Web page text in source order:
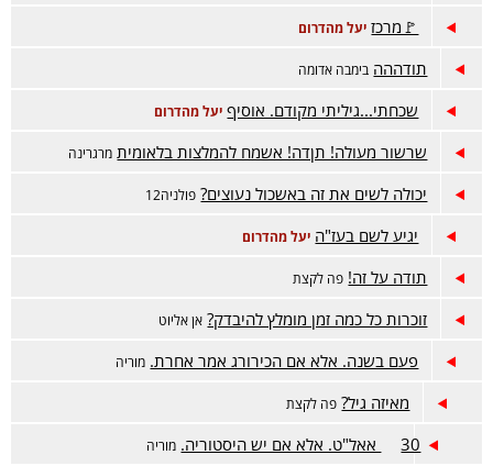
🚩מרכז יעל מהדרום
תודההה בימבה אדומה
שכחתי...גיליתי מקודם. אוסיף יעל מהדרום
שרשור מעולה! תןדה! אשמח להמלצות בלאומית מרגרינה
יכולה לשים את זה באשכול נעוצים? פולניה12
יגיע לשם בעז"ה יעל מהדרום
תודה על זה! פה לקצת
זוכרות כל כמה זמן מומלץ להיבדק? אן אליוט
פעם בשנה. אלא אם הכירורג אמר אחרת. מוריה
מאיזה גיל? פה לקצת
30 אאל"ט. אלא אם יש היסטוריה. מוריה